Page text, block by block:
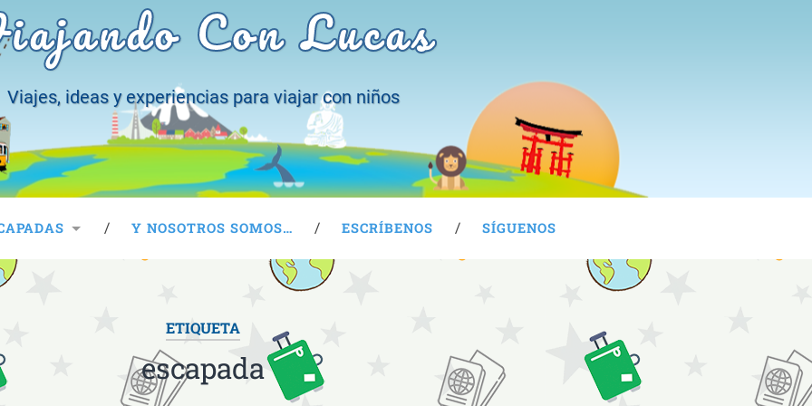
Con Lucas
Viajes, ideas y experiencias para viajar con niños
Y NOSOTROS SOMOS… ESCRÍBENOS SÍGUENOS
ETIQUETA
escapada